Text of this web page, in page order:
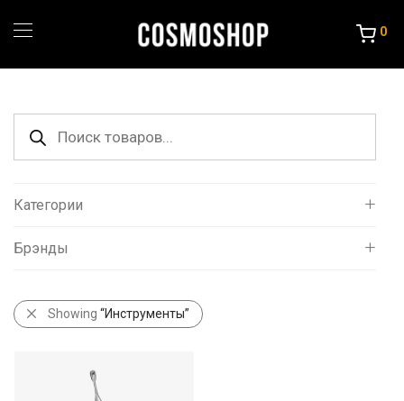
0
Поиск
товаров
Категории
Все
Порошок и крема
Другие товары
Брэнды
Staleks
Showing “Инструменты”